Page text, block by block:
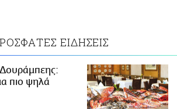
ΕΙΔΗΣΕΙΣ
Δουράμπεης:
πιο ψηλά